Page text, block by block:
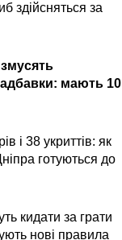
здійсняться за
змусять
мають 10
і 38 укриттів: як
готуються до
кидати за грати
нові правила